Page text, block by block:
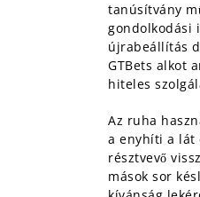
tanúsítvány
gondolkodási
újrabeállítás
GTBets alkot
hiteles
Az ruha
a enyhíti a lát
résztvevő
mások sor